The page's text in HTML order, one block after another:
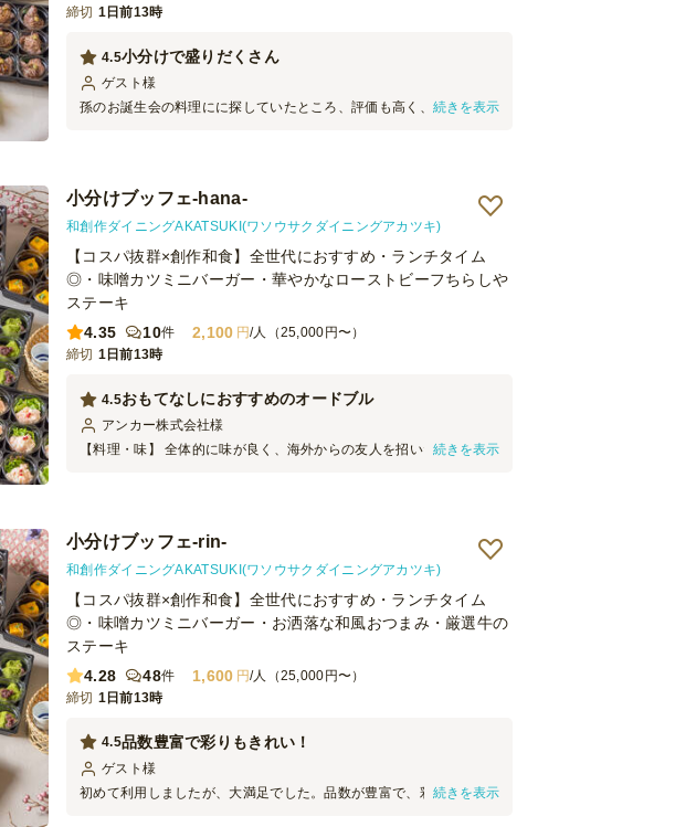
締切 1日前13時
小分けで盛りだくさん
4.5
ゲスト 様
孫のお誕生会の料理にに探していたところ、評価も高く、種類も豊
それだけが唯一物足りなかったのですが、他は大満足です。
続きを表示
小分けブッフェ-hana-
和創作ダイニングAKATSUKI(ワソウサクダイニングアカツキ)
【コスパ抜群×創作和食】全世代におすすめ・ランチタイム
◎・味噌カツミニバーガー・華やかなローストビーフちらしや
ステーキ
4.35
10件 2,100 円/人（25,000円〜）
締切 1日前13時
おもてなしにおすすめのオードブル
4.5
アンカー株式会社様
【料理・味】 全体的に味が良く、海外からの友人を招いた庭でのパ
は、次の2点です。 ① ローストビーフちらしは、ご飯とローストビ
ーフの間にしば漬けが入っていました。参加者の間では少し好みが
分かれたようで、当日はあまり召し上がる方がいませんでした。 ②
3種きのことブロッコリーのマリネは、少し味付けが濃く感じまし
た。お酒と一緒であればちょうど良いのかもしれませんが、ノンア
ルの方も一定数いたため、そのままいただくにはやや塩味が強めで
した。 【サービス】 指定時間より少し早めに届けてくださったた
め、料理を並べる時間に余裕ができ、とても助かりました。 一方
で、配達場所については少し気になった点がありました。今回の住
所は何十年も前から存在し、Googleマップなどでも問題なく表示さ
りました。当日も配達業者さんのナビでは表示されなかったよう
で、お手数をおかけしてしまいました。 また、注文最低金額が
25,000円からだったため、人数分の料理は足りていても、最低金額
続きを表示
小分けブッフェ-rin-
和創作ダイニングAKATSUKI(ワソウサクダイニングアカツキ)
【コスパ抜群×創作和食】全世代におすすめ・ランチタイム
◎・味噌カツミニバーガー・お洒落な和風おつまみ・厳選牛の
ステーキ
4.28
48件 1,600 円/人（25,000円〜）
締切 1日前13時
品数豊富で彩りもきれい！
4.5
ゲスト 様
初めて利用しましたが、大満足でした。品数が豊富で、彩りもきれ
続きを表示